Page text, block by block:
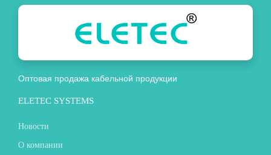
Оптовая продажа кабельной продукции
ELETEC SYSTEMS
Новости
О компании